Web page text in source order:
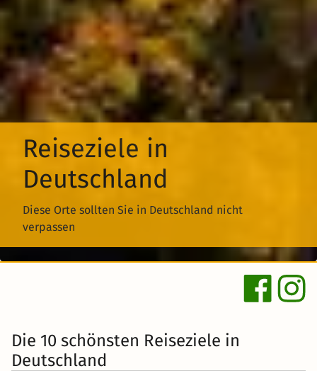
Reiseziele in
Deutschland
Diese Orte sollten Sie in Deutschland nicht
verpassen
Die 10 schönsten Reiseziele in
Deutschland